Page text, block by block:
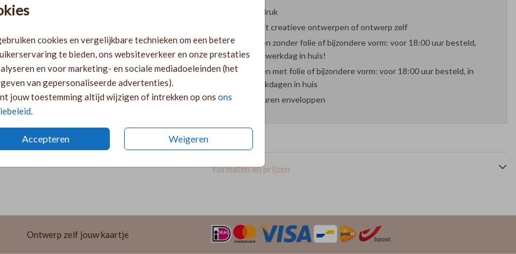
cookies en vergelijkbare technieken om een betere
te bieden, ons websiteverkeer en onze prestaties
en voor marketing- en sociale mediadoeleinden (het
van gepersonaliseerde advertenties).
jouw toestemming altijd wijzigen of intrekken op ons ons
Accepteren Weigeren
Proefdruk
Kies uit creatieve ontwerpen of ontwerp zelf
Kaarten zonder folie of bijzondere vorm: voor 18:00 uur besteld,
volgende werkdag in huis!
Kaarten met folie of bijzondere vorm: voor 18:00 uur besteld, in
twee werkdagen in huis
29 kleuren enveloppen
Formaten en prijzen
Ontwerp zelf jouw kaartje